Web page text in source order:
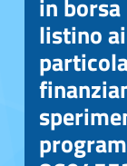
in
listino